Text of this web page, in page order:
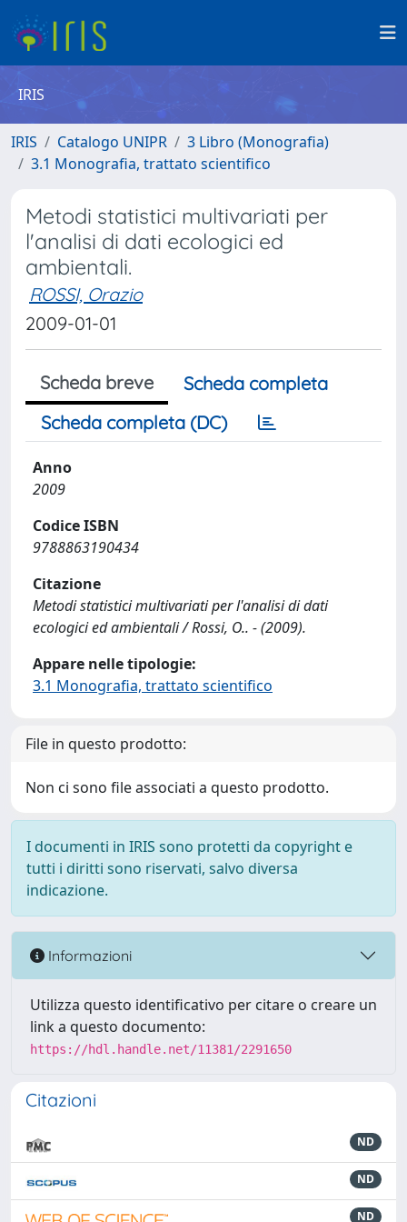
IRIS
IRIS Catalogo UNIPR
3 Libro (Monografia)
3.1 Monografia, trattato scientifico
Metodi statistici multivariati per
l'analisi di dati ecologici ed
ambientali.
ROSSI, Orazio
2009-01-01
Scheda breve
Scheda completa
Scheda completa (DC)
Anno
2009
Codice ISBN
9788863190434
Citazione
Metodi statistici multivariati per l'analisi di dati
ecologici ed ambientali / Rossi, O.. - (2009).
Appare nelle tipologie:
3.1 Monografia, trattato scientifico
File in questo prodotto:
Non ci sono file associati a questo prodotto.
I documenti in IRIS sono protetti da copyright e
tutti i diritti sono riservati, salvo diversa
indicazione.
Informazioni
Utilizza questo identificativo per citare o creare un
link a questo documento:
https://hdl.handle.net/11381/2291650
Citazioni
ND
ND
ND